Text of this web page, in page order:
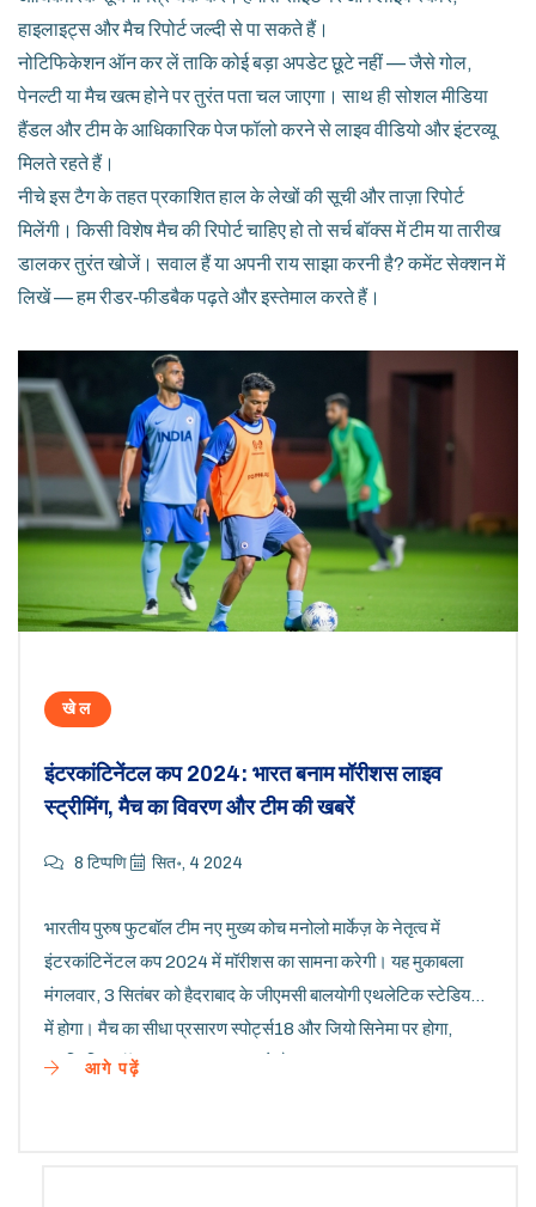
हाइलाइट्स और मैच रिपोर्ट जल्दी से पा सकते हैं।
नोटिफिकेशन ऑन कर लें ताकि कोई बड़ा अपडेट छूटे नहीं — जैसे गोल,
पेनल्टी या मैच खत्म होने पर तुरंत पता चल जाएगा। साथ ही सोशल मीडिया
हैंडल और टीम के आधिकारिक पेज फॉलो करने से लाइव वीडियो और इंटरव्यू
मिलते रहते हैं।
नीचे इस टैग के तहत प्रकाशित हाल के लेखों की सूची और ताज़ा रिपोर्ट
मिलेंगी। किसी विशेष मैच की रिपोर्ट चाहिए हो तो सर्च बॉक्स में टीम या तारीख
डालकर तुरंत खोजें। सवाल हैं या अपनी राय साझा करनी है? कमेंट सेक्शन में
लिखें — हम रीडर‑फीडबैक पढ़ते और इस्तेमाल करते हैं।
खेल
इंटरकांटिनेंटल कप 2024: भारत बनाम मॉरीशस लाइव
स्ट्रीमिंग, मैच का विवरण और टीम की खबरें
8 टिप्पणि सित॰, 4 2024
भारतीय पुरुष फुटबॉल टीम नए मुख्य कोच मनोलो मार्केज़ के नेतृत्व में
इंटरकांटिनेंटल कप 2024 में मॉरीशस का सामना करेगी। यह मुकाबला
मंगलवार, 3 सितंबर को हैदराबाद के जीएमसी बालयोगी एथलेटिक स्टेडियम
में होगा। मैच का सीधा प्रसारण स्पोर्ट्स18 और जियो सिनेमा पर होगा,
जबकि किकऑफ समय शाम 7:30 बजे है।
आगे पढ़ें